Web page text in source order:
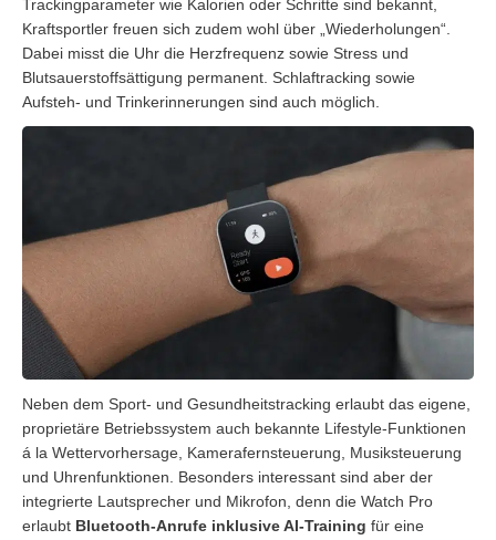
Trackingparameter wie Kalorien oder Schritte sind bekannt,
Kraftsportler freuen sich zudem wohl über „Wiederholungen“.
Dabei misst die Uhr die Herzfrequenz sowie Stress und
Blutsauerstoffsättigung permanent. Schlaftracking sowie
Aufsteh- und Trinkerinnerungen sind auch möglich.
Neben dem Sport- und Gesundheitstracking erlaubt das eigene,
proprietäre Betriebssystem auch bekannte Lifestyle-Funktionen
á la Wettervorhersage, Kamerafernsteuerung, Musiksteuerung
und Uhrenfunktionen. Besonders interessant sind aber der
integrierte Lautsprecher und Mikrofon, denn die Watch Pro
erlaubt Bluetooth-Anrufe inklusive AI-Training für eine